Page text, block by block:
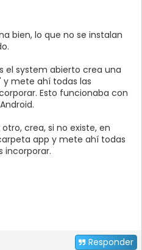
bien, lo que no se instalan
el system abierto crea una
mete ahí todas las
Esto funcionaba con
crea, si no existe, en
app y mete ahí todas
incorporar.
Responder